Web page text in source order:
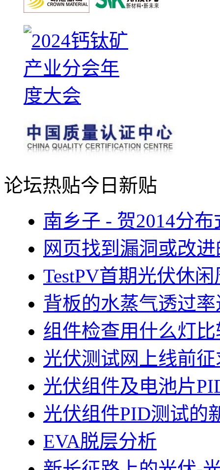
论坛热贴今日新贴
南乡子 - 贺2014分
网页找到漏洞或改
TestPV首期光伏休
背板的水蒸气透过
组件检查用什么灯
光伏测试网上线前
光伏组件及电池片
光伏组件PID测试的
EVA脱层分析